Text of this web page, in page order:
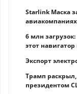
Starlink Маска
6 млн
этот
Экспорт
Трамп
президентом